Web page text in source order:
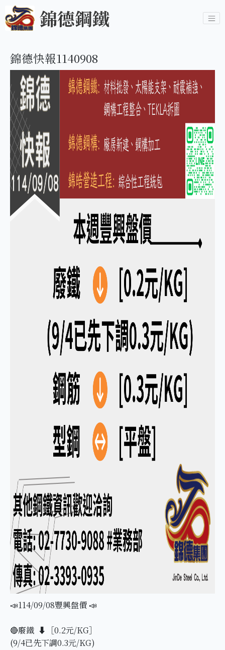
錦德鋼鐵
錦德快報1140908
📣114/09/08豐興盤價 📣
🔴廢鐵 ⬇️［0.2元/KG］
(9/4已先下調0.3元/KG)